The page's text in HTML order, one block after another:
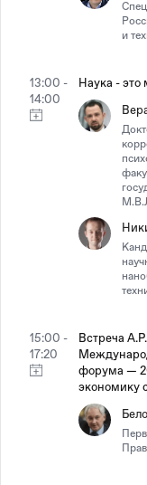
и
13:00 -
14:00
Наука - это
15:00 -
17:20
Встреча
форума —
экономику